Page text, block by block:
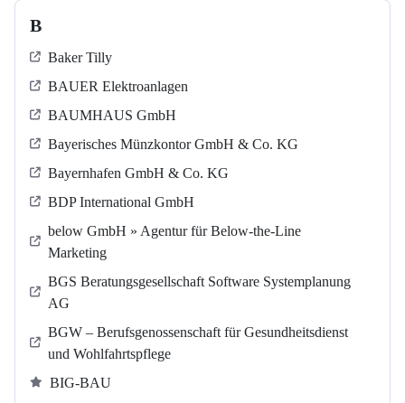
B
Baker Tilly
BAUER Elektroanlagen
BAUMHAUS GmbH
Bayerisches Münzkontor GmbH & Co. KG
Bayernhafen GmbH & Co. KG
BDP International GmbH
below GmbH » Agentur für Below-the-Line
Marketing
BGS Beratungsgesellschaft Software Systemplanung
AG
BGW – Berufsgenossenschaft für Gesundheitsdienst
und Wohlfahrtspflege
BIG-BAU